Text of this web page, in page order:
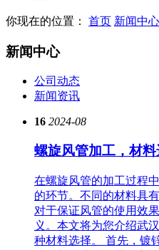
你现在的位置： 首页 新闻中心
新闻中心
公司动态
新闻资讯
16 2024-08
螺旋风管加工，材
在螺旋风管的加工过程
的环节。不同的材料具
对于保证风管的使用效
义。本文将为您介绍武
种材料选择。 首先，镀